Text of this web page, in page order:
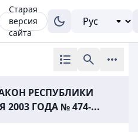
Старая
версия
сайта
РЕСПУБЛИКИ
ГОДА № 474-...